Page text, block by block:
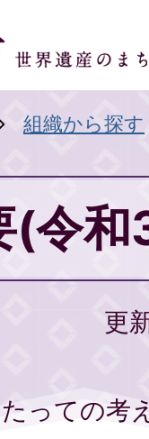
組織から探す
(令
更
っての考